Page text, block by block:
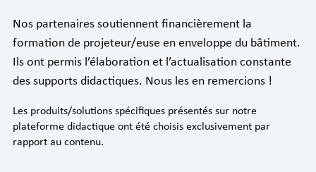
Nos partenaires soutiennent financièrement la
formation de projeteur/euse en enveloppe du bâtiment.
Ils ont permis l’élaboration et l’actualisation constante
des supports didactiques. Nous les en remercions !
Les produits/solutions spécifiques présentés sur notre
plateforme didactique ont été choisis exclusivement par
rapport au contenu.